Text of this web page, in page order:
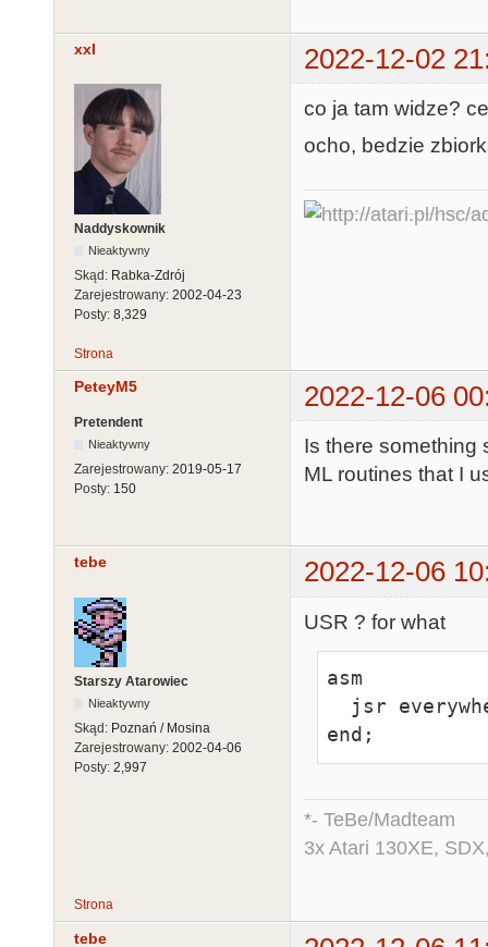
xxl 2022-12-02
Naddyskownik
Nieaktywny
Skąd: Rabka-Zdrój
Zarejestrowany: 2002-04-23
Posty: 8,329
co ja tam widze?
ocho, bedzie
Strona
PeteyM5 2022-12-06
Pretendent
Nieaktywny
Zarejestrowany: 2019-05-17
Posty: 150
Is there something
ML routines that I
tebe 2022-12-06
Starszy Atarowiec
Nieaktywny
Skąd: Poznań / Mosina
Zarejestrowany: 2002-04-06
Posty: 2,997
USR ? for what
asm
end;
*- TeBe/Madteam
3x Atari 130XE,
Strona
tebe